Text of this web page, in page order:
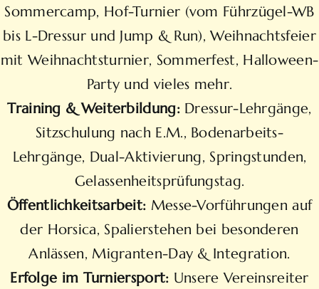
Sommercamp, Hof-Turnier (vom Führzügel-WB
bis L-Dressur und Jump & Run), Weihnachtsfeier
mit Weihnachtsturnier, Sommerfest, Halloween-
Party und vieles mehr.
Training & Weiterbildung:Dressur-Lehrgänge,
Sitzschulung nach E.M., Bodenarbeits-
Lehrgänge, Dual-Aktivierung, Springstunden,
Gelassenheitsprüfungstag.
Öffentlichkeitsarbeit: Messe-Vorführungen auf
der Horsica, Spalierstehen bei besonderen
Anlässen, Migranten-Day & Integration.
Erfolge im Turniersport: Unsere Vereinsreiter